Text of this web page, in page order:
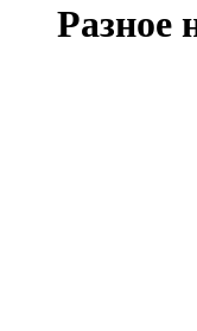
Разное